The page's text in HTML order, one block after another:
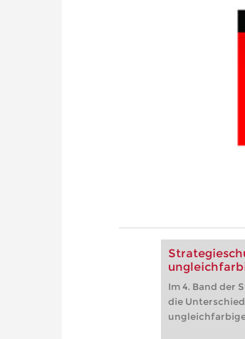
Im 4. Band der
die